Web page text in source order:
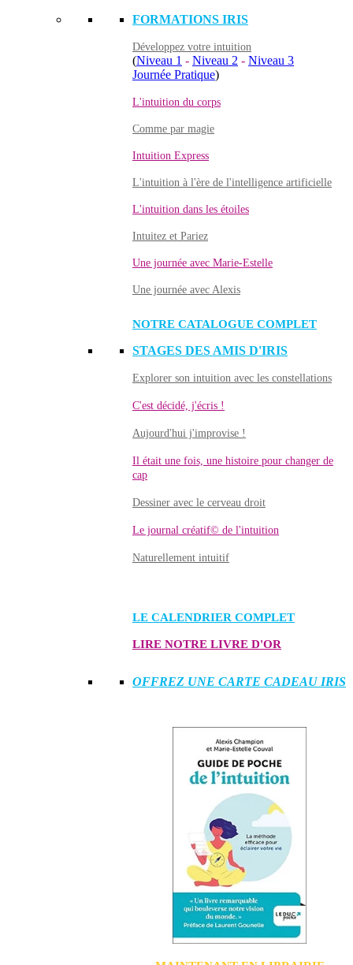
FORMATIONS IRIS
Développez votre intuition
(Niveau 1 - Niveau 2 - Niveau 3
Journée Pratique)
L'intuition du corps
Comme par magie
Intuition Express
L'intuition à l'ère de l'intelligence artificielle
L'intuition dans les étoiles
Intuitez et Pariez
Une journée avec Marie-Estelle
Une journée avec Alexis
NOTRE CATALOGUE COMPLET
STAGES DES AMIS D'IRIS
Explorer son intuition avec les constellations
C'est décidé, j'écris !
Aujourd'hui j'improvise !
Il était une fois, une histoire pour changer de
cap
Dessiner avec le cerveau droit
Le journal créatif© de l'intuition
Naturellement intuitif
LE CALENDRIER COMPLET
LIRE NOTRE LIVRE D'OR
OFFREZ UNE CARTE CADEAU IRIS